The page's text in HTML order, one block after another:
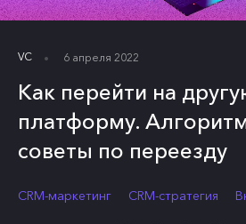
VC 6 апреля 2022
Как перейти на
платформу.
советы по переезду
CRM-маркетинг CRM-стратегия